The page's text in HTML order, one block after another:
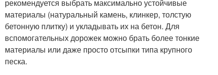
рекомендуется выбрать максимально устойчивые
материалы (натуральный камень, клинкер, толстую
бетонную плитку) и укладывать их на бетон. Для
вспомогательных дорожек можно брать более тонкие
материалы или даже просто отсыпки типа крупного
песка.